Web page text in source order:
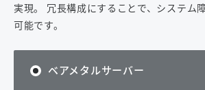
実現。 冗長構成にすることで、システム
可能です。
ベアメタルサーバー